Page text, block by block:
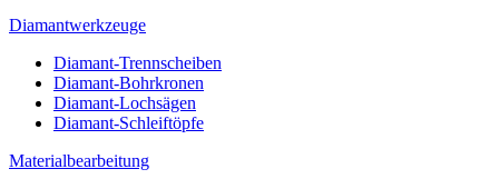
Diamantwerkzeuge
Diamant-Trennscheiben
Diamant-Bohrkronen
Diamant-Lochsägen
Diamant-Schleiftöpfe
Materialbearbeitung